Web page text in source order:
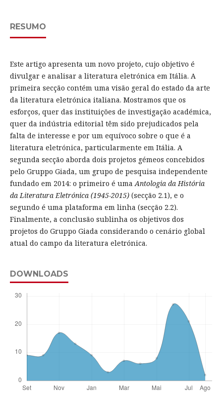
RESUMO
Este artigo apresenta um novo projeto, cujo objetivo é
divulgar e analisar a literatura eletrónica em Itália. A
primeira secção contém uma visão geral do estado da arte
da literatura eletrónica italiana. Mostramos que os
esforços, quer das instituições de investigação académica,
quer da indústria editorial têm sido prejudicados pela
falta de interesse e por um equívoco sobre o que é a
literatura eletrónica, particularmente em Itália. A
segunda secção aborda dois projetos gémeos concebidos
pelo Gruppo Giada, um grupo de pesquisa independente
fundado em 2014: o primeiro é umaAntologia da História
da Literatura Eletrónica (1945-2015)(secção 2.1), e o
segundo é uma plataforma em linha (secção 2.2).
Finalmente, a conclusão sublinha os objetivos dos
projetos do Gruppo Giada considerando o cenário global
atual do campo da literatura eletrónica.
DOWNLOADS